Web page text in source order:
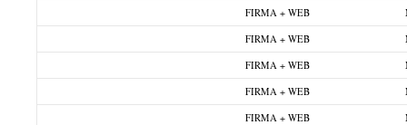
FIRMA + WEB
FIRMA + WEB
FIRMA + WEB
FIRMA + WEB
FIRMA + WEB